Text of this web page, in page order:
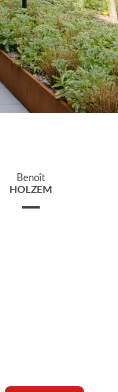
Benoît
HOLZEM